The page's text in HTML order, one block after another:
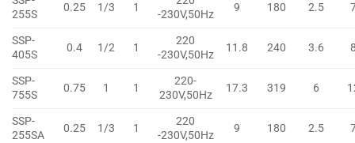
255S
0.25 1/3 1
-230V,50Hz
9 180 2.5
SSP-
405S
0.4 1/2 1
220
-230V,50Hz
11.8 240 3.6
SSP-
755S
0.75 1 1
220-
230V,50Hz
17.3 319 6
SSP-
255SA
0.25 1/3 1
220
-230V,50Hz
9 180 2.5